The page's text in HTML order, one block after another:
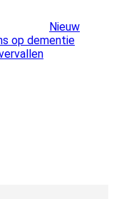
Nieuw
op dementie